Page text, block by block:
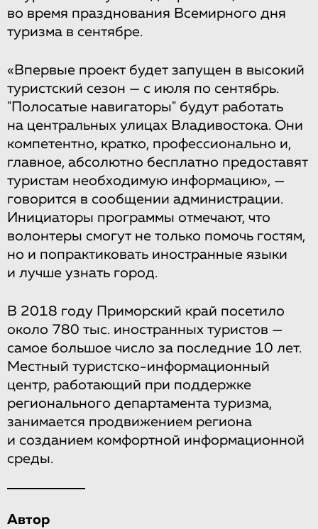
во время празднования Всемирного дня
туризма в сентябре.
«Впервые проект будет запущен в высокий
туристский сезон — с июля по сентябрь.
"Полосатые навигаторы" будут работать
на центральных улицах Владивостока. Они
компетентно, кратко, профессионально и,
главное, абсолютно бесплатно предоставят
туристам необходимую информацию», —
говорится в сообщении администрации.
Инициаторы программы отмечают, что
волонтеры смогут не только помочь гостям,
но и попрактиковать иностранные языки
и лучше узнать город.
В 2018 году Приморский край посетило
около 780 тыс. иностранных туристов —
самое большое число за последние 10 лет.
Местный туристско-информационный
центр, работающий при поддержке
регионального департамента туризма,
занимается продвижением региона
и созданием комфортной информационной
среды.
Автор